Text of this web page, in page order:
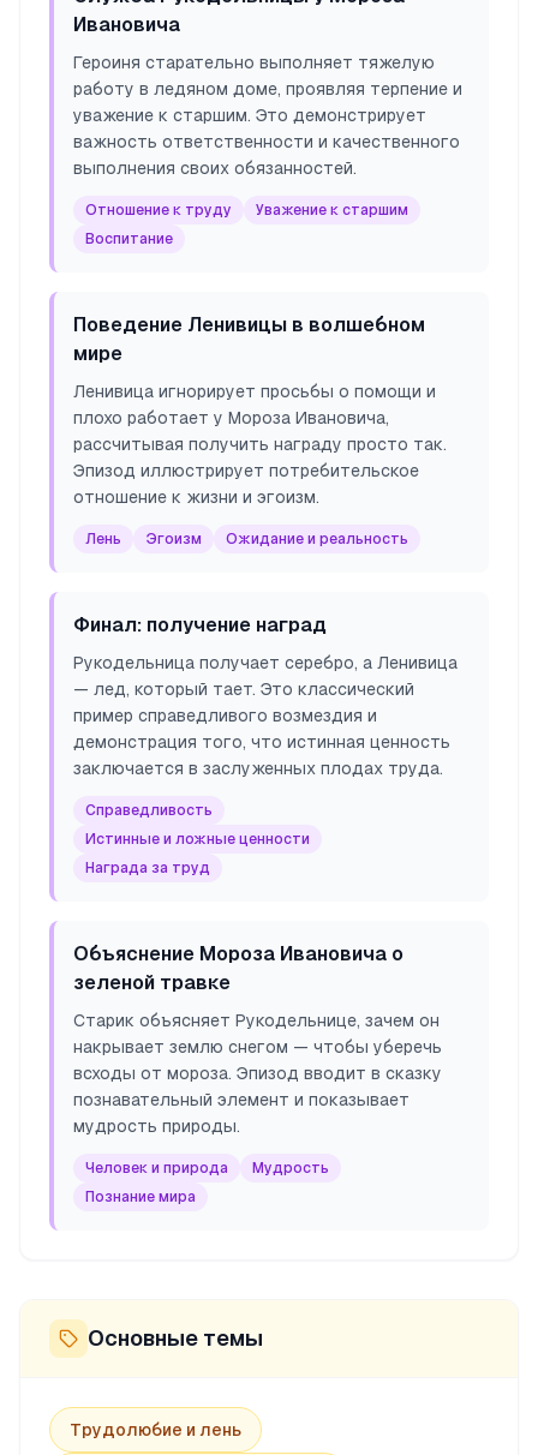
Ивановича
Героиня старательно выполняет тяжелую
работу в ледяном доме, проявляя терпение и
уважение к старшим. Это демонстрирует
важность ответственности и качественного
выполнения своих обязанностей.
Отношение к труду
Уважение к старшим
Воспитание
Поведение Ленивицы в волшебном
мире
Ленивица игнорирует просьбы о помощи и
плохо работает у Мороза Ивановича,
рассчитывая получить награду просто так.
Эпизод иллюстрирует потребительское
отношение к жизни и эгоизм.
Лень Эгоизм Ожидание и реальность
Финал: получение наград
Рукодельница получает серебро, а Ленивица
— лед, который тает. Это классический
пример справедливого возмездия и
демонстрация того, что истинная ценность
заключается в заслуженных плодах труда.
Справедливость
Истинные и ложные ценности
Награда за труд
Объяснение Мороза Ивановича о
зеленой травке
Старик объясняет Рукодельнице, зачем он
накрывает землю снегом — чтобы уберечь
всходы от мороза. Эпизод вводит в сказку
познавательный элемент и показывает
мудрость природы.
Человек и природа
Мудрость
Познание мира
Основные темы
Трудолюбие и лень